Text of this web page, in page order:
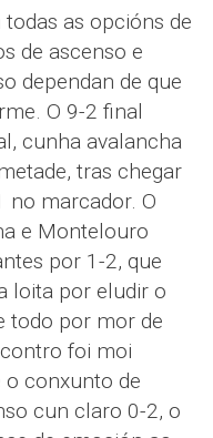
as opcións de
de ascenso e
dependan de que
O 9-2 final
cunha avalancha
tras chegar
no marcador. O
e Montelouro
por 1-2, que
loita por eludir o
todo por mor de
foi moi
o conxunto de
cun claro 0-2, o